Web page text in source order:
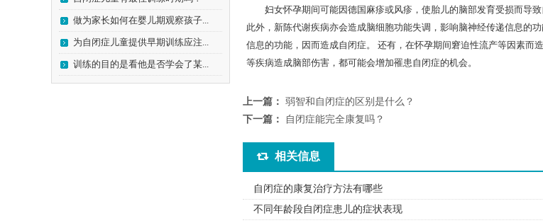
做为家长如何在婴儿期观察孩子...
为自闭症儿童提供早期训练应注...
训练的目的是看他是否学会了某...
妇女怀孕期间可能因德国麻疹或风疹，使胎儿的脑部发育受损而导致
此外，新陈代谢疾病亦会造成脑细胞功能失调，影响脑神经传递信息的
信息的功能，因而造成自闭症。 还有，在怀孕期间窘迫性流产等因素
等疾病造成脑部伤害，都可能会增加罹患自闭症的机会。
上一篇： 弱智和自闭症的区别是什么？
下一篇：
自闭症能完全康复吗？
相关信息
自闭症的康复治疗方法有哪些
不同年龄段自闭症患儿的症状表现